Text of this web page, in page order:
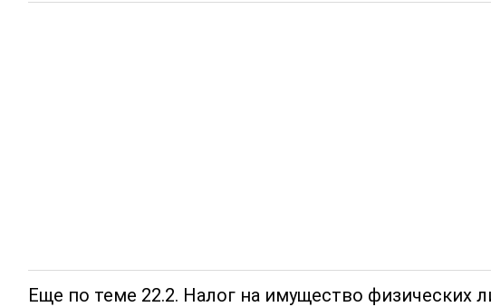
Еще по теме 22.2. Налог на имущество физических